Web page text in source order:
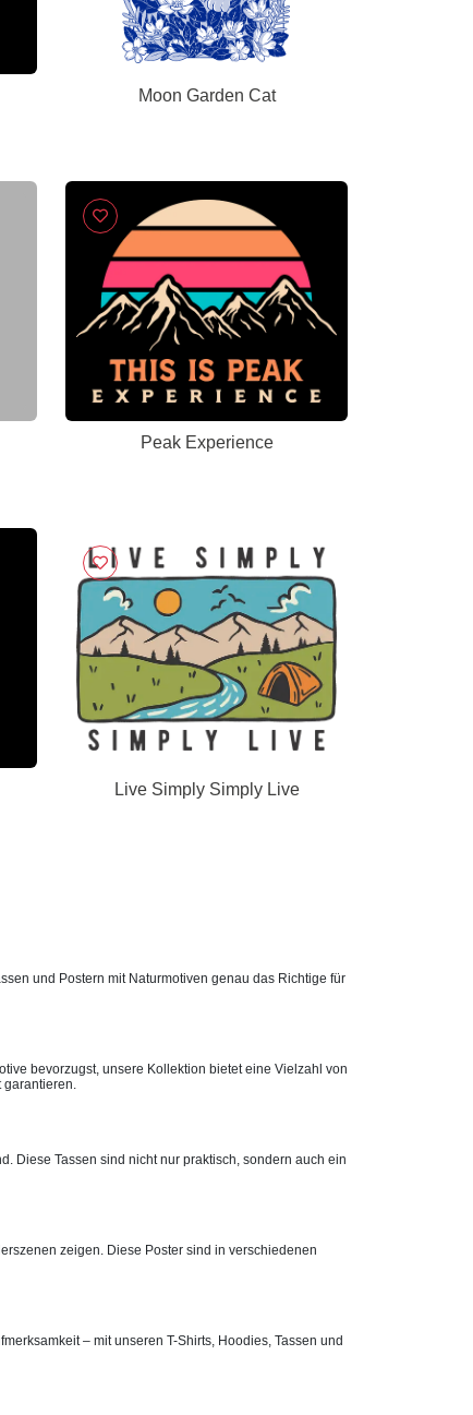
Moon Garden Cat
Peak Experience
Live Simply Simply Live
und Postern mit Naturmotiven genau das Richtige für
bevorzugst, unsere Kollektion bietet eine Vielzahl von
garantieren.
Diese Tassen sind nicht nur praktisch, sondern auch ein
zeigen. Diese Poster sind in verschiedenen
– mit unseren T-Shirts, Hoodies, Tassen und